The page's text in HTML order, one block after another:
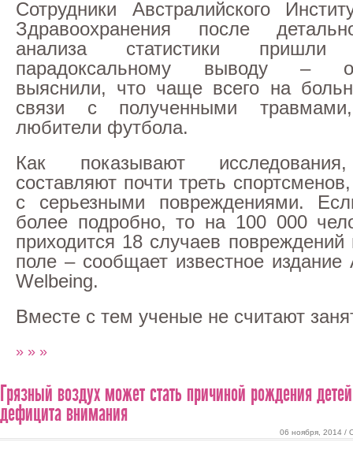
Сотрудники Австралийского
Здравоохранения после
анализа статистики
парадоксальному выводу –
выяснили, что чаще всего на
связи с полученными
любители футбола.
Как показывают
составляют почти треть
с серьезными повреждениями.
более подробно, то на 100 000
приходится 18 случаев
поле – сообщает известное
Welbeing.
Вместе с тем ученые не считают
» » »
Грязный воздух может стать причиной рождения
дефицита внимания
06 ноября, 2014 /